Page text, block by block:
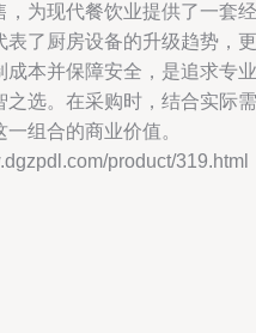
为现代餐饮业提供了一套经
了厨房设备的升级趋势，更
本并保障安全，是追求专业
选。在采购时，结合实际需
组合的商业价值。
product/319.html